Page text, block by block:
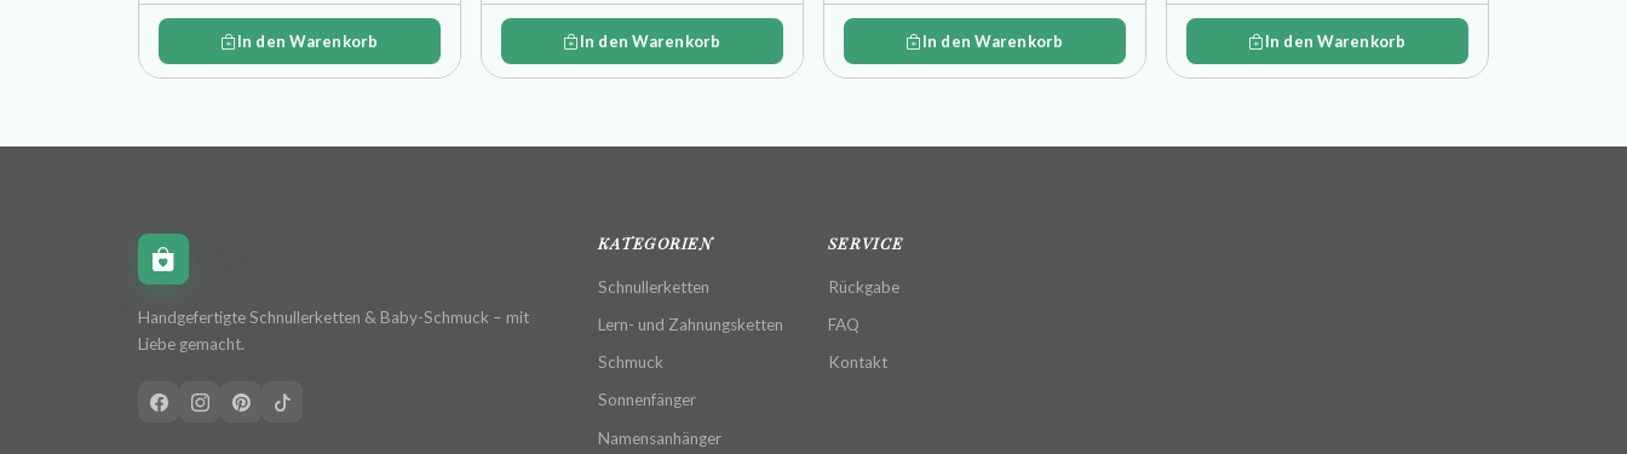
In den Warenkorb In den Warenkorb In den Warenkorb In den Warenkorb
Handgefertigte Schnullerketten & Baby-Schmuck – mit
Liebe gemacht.
KATEGORIEN
Schnullerketten
Lern- und Zahnungsketten
Schmuck
Sonnenfänger
Namensanhänger
SERVICE
Rückgabe
FAQ
Kontakt